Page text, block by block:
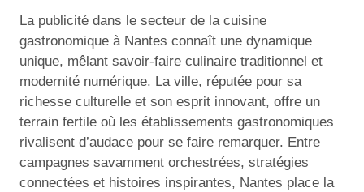
La publicité dans le secteur de la cuisine
gastronomique à Nantes connaît une dynamique
unique, mêlant savoir-faire culinaire traditionnel et
modernité numérique. La ville, réputée pour sa
richesse culturelle et son esprit innovant, offre un
terrain fertile où les établissements gastronomiques
rivalisent d’audace pour se faire remarquer. Entre
campagnes savamment orchestrées, stratégies
connectées et histoires inspirantes, Nantes place la